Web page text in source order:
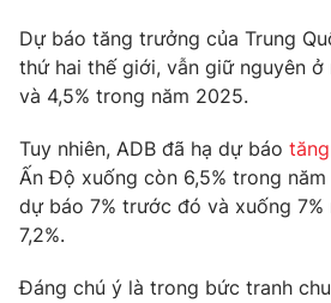
Học trực tuyến
Hitech Công nghệ tương lai
Sản phẩm
Thị trường
Tư vấn
Giao lưu trực tuyến
Lịch phát sóng
Chuyên mục khác
Emagazine
Dự báo tăng trưởng của Trung
thứ hai thế giới, vẫn giữ nguyên ở
và 4,5% trong năm 2025.
Tuy nhiên, ADB đã hạ dự báo
Ấn Độ xuống còn 6,5% trong
dự báo 7% trước đó và xuống
7,2%.
Đáng chú ý là trong bức tranh